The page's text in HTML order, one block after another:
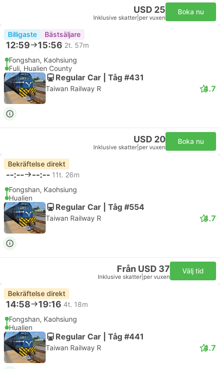
USD 25
Inklusive skatter per vuxen
Boka nu
Billigaste Bästsäljare
12:59 15:56 2t. 57m
Fongshan, Kaohsiung
Fuli, Hualien County
Regular Car | Tåg #431
Taiwan Railway R 4.7
USD 20
Inklusive skatter per vuxen
Boka nu
Bekräftelse direkt
--:-- --:-- 11t. 26m
Fongshan, Kaohsiung
Hualien
Regular Car | Tåg #554
Taiwan Railway R 4.7
Från USD 37
Inklusive skatter per vuxen
Välj tid
Bekräftelse direkt
14:58 19:16 4t. 18m
Fongshan, Kaohsiung
Hualien
Regular Car | Tåg #441
Taiwan Railway R 4.7